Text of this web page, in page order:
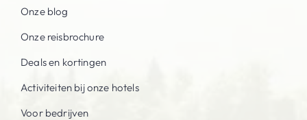
Onze blog
Onze reisbrochure
Deals en kortingen
Activiteiten bij onze hotels
Voor bedrijven